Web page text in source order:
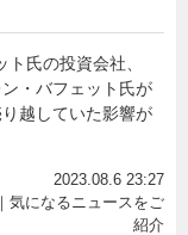
氏の投資会社、
・バフェット氏が
越していた影響が
2023.08.6 23:27
気になるニュースをご
紹介